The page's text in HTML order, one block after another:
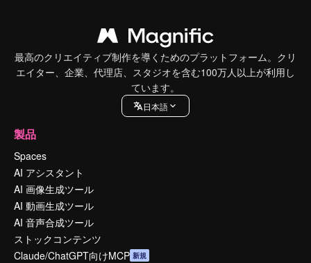
最高のクリエイティブ制作を導くためのプラットフォーム。クリ
エイター、企業、代理店、スタジオを含む100万人以上が利用し
ています。
日本語
製品
Spaces
AI アシスタント
AI 画像生成ツール
AI 動画生成ツール
AI 音声合成ツール
ストックコンテンツ
Claude/ChatGPT向けMCP 新規